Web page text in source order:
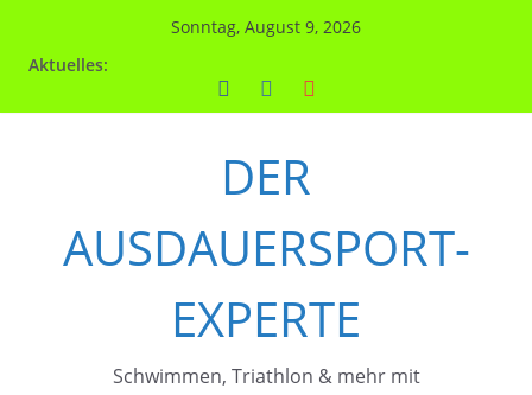
Sonntag, August 9, 2026
Aktuelles:
DER
AUSDAUERSPORT-
EXPERTE
Schwimmen, Triathlon & mehr mit